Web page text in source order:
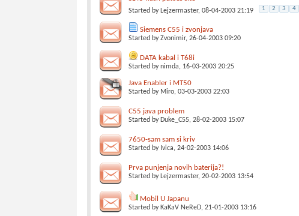
Started by Lejzermaster, 08-04-2003 21:19 1 2 3 4
Siemens C55 i zvonjava
Started byZvonimir, 26-04-2003 09:20
DATA kabal i T68i
Started bynimda, 16-03-2003 20:25
Java Enabler i MT50
Started by Miro, 03-03-2003 22:03
C55 java problem
Started by Duke_C55, 28-02-2003 15:07
7650-sam sam si kriv
Started by Ivica, 24-02-2003 14:06
Prva punjenja novih baterija?!
Started by Lejzermaster, 20-02-2003 13:54
Mobil U Japanu
Started by KaKaV NeReD, 21-01-2003 13:16